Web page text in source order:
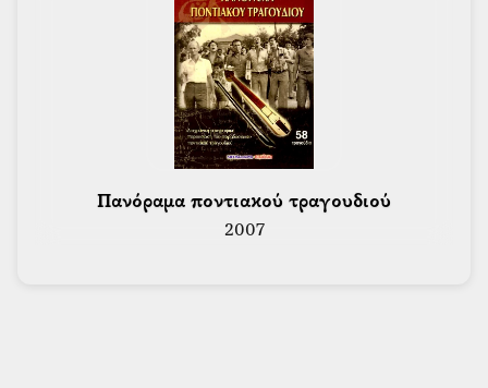
Πανόραμα ποντιακού τραγουδιού
2007